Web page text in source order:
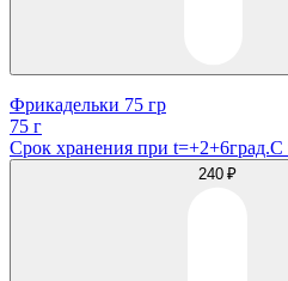
Фрикадельки 75 гр
75 г
Срок хранения при t=+2+6град.С
240 ₽